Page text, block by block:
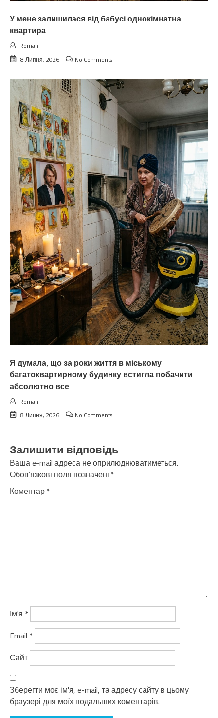
У мене залишилася від бабусі однокімнатна
квартира
Roman
8 Липня, 2026
No Comments
Я думала, що за роки життя в міському
багатоквартирному будинку встигла побачити
абсолютно все
Roman
8 Липня, 2026
No Comments
Залишити відповідь
Ваша e-mail адреса не оприлюднюватиметься.
Обов’язкові поля позначені *
Коментар *
Ім'я *
Email *
Сайт
Зберегти моє ім'я, e-mail, та адресу сайту в цьому
браузері для моїх подальших коментарів.